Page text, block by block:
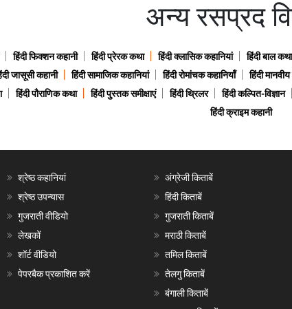
अन्य रसप्रद
हिंदी फिक्शन कहानी हिंदी प्रेरक कथा हिंदी क्लासिक कहानियां हिंदी बाल
जासूसी कहानी हिंदी सामाजिक कहानियां हिंदी रोमांचक कहानियाँ हिंदी मानवीय
हिंदी पौराणिक कथा हिंदी पुस्तक समीक्षाएं हिंदी थ्रिलर हिंदी कल्पित-विज्ञान
हिंदी क्राइम कहानी
श्रेष्ठ कहानियां
श्रेष्ठ उपन्यास
गुजराती वीडियो
लेखकों
शॉर्ट वीडियो
पेपरबैक प्रकाशित करें
अंग्रेजी किताबें
हिंदी किताबें
गुजराती किताबें
मराठी किताबें
तमिल किताबें
तेलगु किताबें
बंगाली किताबें